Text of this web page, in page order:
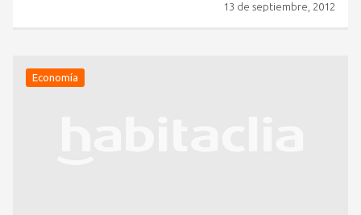
13 de septiembre, 2012
Economía